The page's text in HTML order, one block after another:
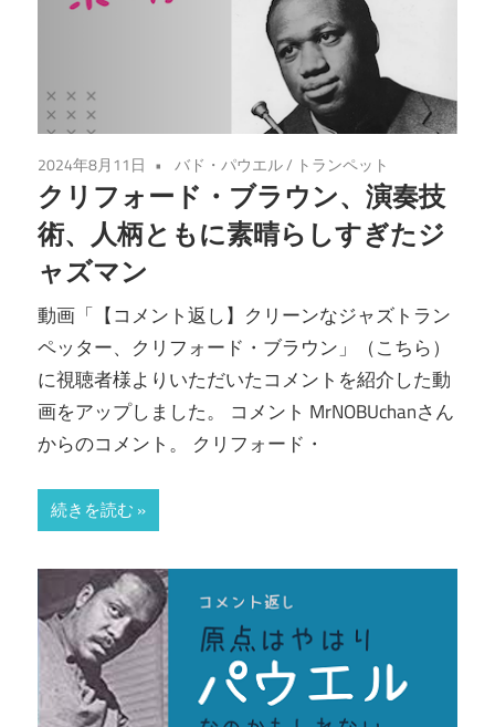
2024年8月11日 バド・パウエル/ トランペット
クリフォード・ブラウン、演奏技
術、人柄ともに素晴らしすぎたジ
ャズマン
動画「【コメント返し】クリーンなジャズトラン
ペッター、クリフォード・ブラウン」（こちら）
に視聴者様よりいただいたコメントを紹介した動
画をアップしました。 コメント MrNOBUchanさん
からのコメント。 クリフォード・
続きを読む